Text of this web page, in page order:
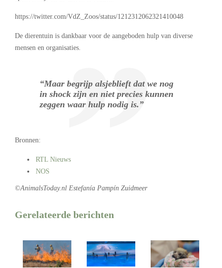
https://twitter.com/VdZ_Zoos/status/1212312062321410048
De dierentuin is dankbaar voor de aangeboden hulp van diverse
mensen en organisaties.
“Maar begrijp alsjeblieft dat we nog
in shock zijn en niet precies kunnen
zeggen waar hulp nodig is.”
Bronnen:
RTL Nieuws
NOS
©AnimalsToday.nl Estefanía Pampín Zuidmeer
Gerelateerde berichten